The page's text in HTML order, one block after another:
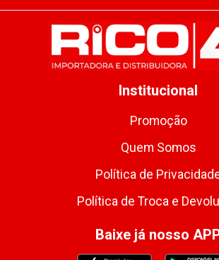
Institucional
Promoção
Quem Somos
Política de
Política de Troca e
Baixe já nosso